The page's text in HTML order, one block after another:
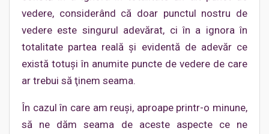
vedere, considerând că doar punctul nostru de
vedere este singurul adevărat, ci în a ignora în
totalitate partea reală şi evidentă de adevăr ce
există totuşi în anumite puncte de vedere de care
ar trebui să ţinem seama.
În cazul în care am reuşi, aproape printr-o minune,
să ne dăm seama de aceste aspecte ce ne